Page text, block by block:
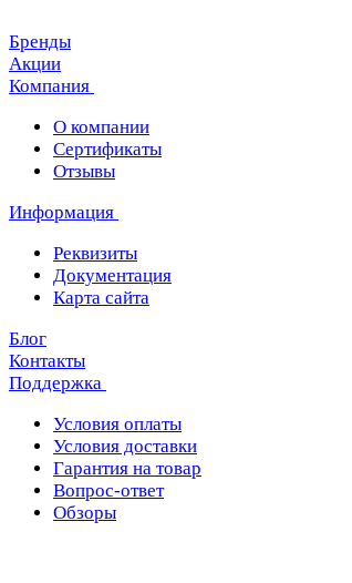
Бренды
Акции
Компания
О компании
Сертификаты
Отзывы
Информация
Реквизиты
Документация
Карта сайта
Блог
Контакты
Поддержка
Условия оплаты
Условия доставки
Гарантия на товар
Вопрос-ответ
Обзоры